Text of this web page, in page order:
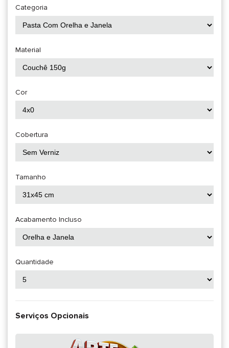
Categoria
Material
Cor
Cobertura
Tamanho
Acabamento Incluso
Quantidade
Serviços Opcionais